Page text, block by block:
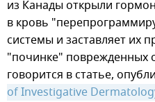
из Канады открыли
в кровь
системы и заставляет их
"починке" поврежденных
говорится в статье,
of Investigative